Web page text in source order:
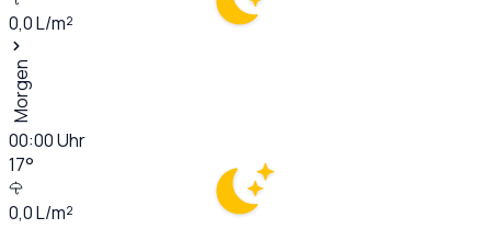
0,0L/m²
Morgen
00:00Uhr
17°
0,0L/m²